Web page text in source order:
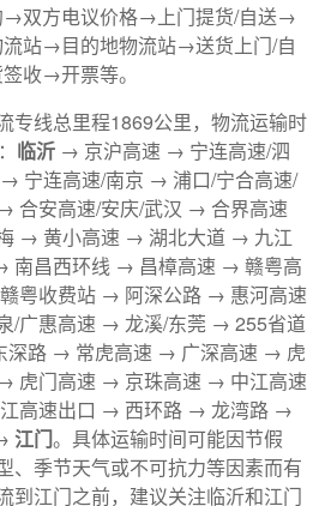
→双方电议价格→上门提货/自送→
流站→目的地物流站→送货上门/自
收→开票等。
专线总里程1869公里，物流运输时
临沂 → 京沪高速 → 宁连高速/泗
宁连高速/南京 → 浦口/宁合高速/
合安高速/安庆/武汉 → 合界高速
→ 黄小高速 → 湖北大道 → 九江
南昌西环线 → 昌樟高速 → 赣粤高
粤收费站 → 阿深公路 → 惠河高速
/广惠高速 → 龙溪/东莞 → 255省道
深路 → 常虎高速 → 广深高速 → 虎
虎门高速 → 京珠高速 → 中江高速
高速出口 → 西环路 → 龙湾路 →
江门。具体运输时间可能因节假
、季节天气或不可抗力等因素而有
到江门之前，建议关注临沂和江门